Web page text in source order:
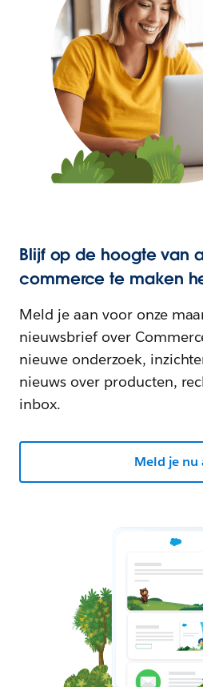
Blijf op de hoogte van
commerce te maken
Meld je aan voor onze
nieuwsbrief over
nieuwe onderzoek,
nieuws over producten,
inbox.
Meld je nu